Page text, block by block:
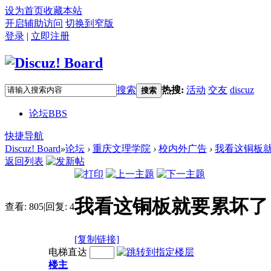
设为首页收藏本站
开启辅助访问 切换到窄版
登录 | 立即注册
搜索 搜索 热搜: 活动 交友 discuz
论坛BBS
快捷导航
Discuz! Board»论坛 › 重庆文理学院 › 校内外广告 › 我看这铜板
返回列表
查看: 805|回复: 4我看这铜板就要累坏了
[复制链接]
电梯直达
楼主